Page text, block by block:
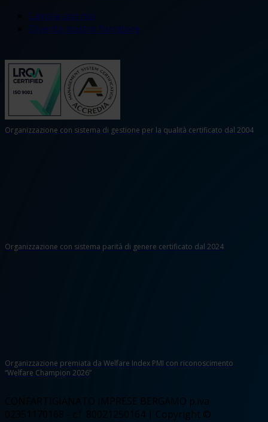
Lavora con noi
Diventa nostro fornitore
Organizzazione con sistema di gestione per la qualità certificato dal 2004
Organizzazione con sistema parità di genere certificato dal 2024
Organizzazione premiata da Welfare Index PMI con riconoscimento
“Welfare Champion 2026”
CONFARTIGIANATO IMPRESE BERGAMO p.iva
02351170168 - c.f. 80021250164 | Copyright ©